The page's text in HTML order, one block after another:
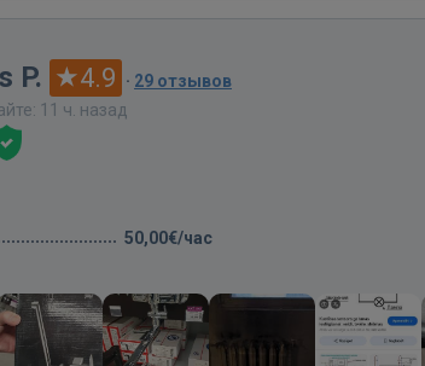
P. 4.9 · 29 отзывов
11 ч. назад
50,00€/час